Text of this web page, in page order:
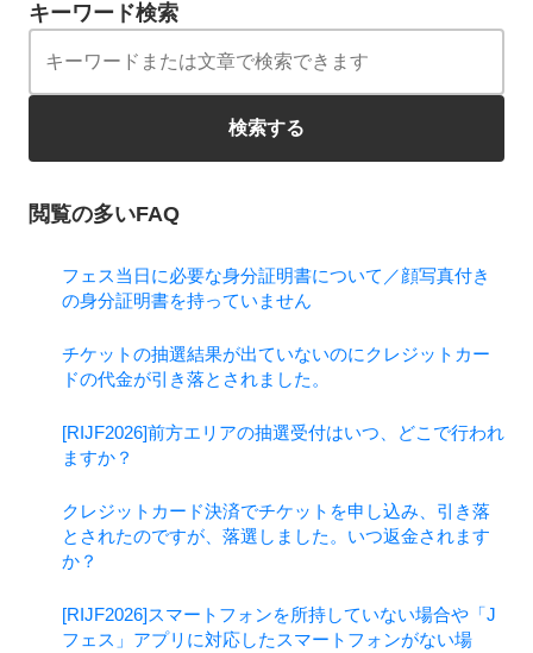
キーワード検索
検索する
閲覧の多いFAQ
フェス当日に必要な身分証明書について／顔写真付き
の身分証明書を持っていません
チケットの抽選結果が出ていないのにクレジットカー
ドの代金が引き落とされました。
[RIJF2026]前方エリアの抽選受付はいつ、どこで行われ
ますか？
クレジットカード決済でチケットを申し込み、引き落
とされたのですが、落選しました。いつ返金されます
か？
[RIJF2026]スマートフォンを所持していない場合や「J
フェス」アプリに対応したスマートフォンがない場